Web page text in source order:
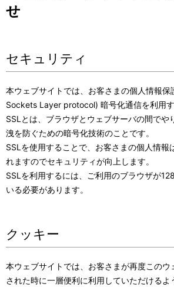
せ
セキュリティ
本ウェブサイトでは、お客さまの個人情報
Sockets Layer protocol) 暗号化通信を利用す
SSLとは、ブラウザとウェブサーバの間でや
洩を防ぐための暗号化技術のことです。
SSLを使用することで、お客さまの個人情報
れますのでセキュリティが向上します。
SSLを利用するには、ご利用のブラウザが
いる必要があります。
クッキー
本ウェブサイトでは、お客さまが再度このウ
された時に一層便利に利用していただけるよ